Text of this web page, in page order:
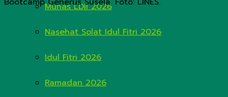
Munas LDII 2026
Nasehat Solat Idul Fitri 2026
Idul Fitri 2026
Ramadan 2026